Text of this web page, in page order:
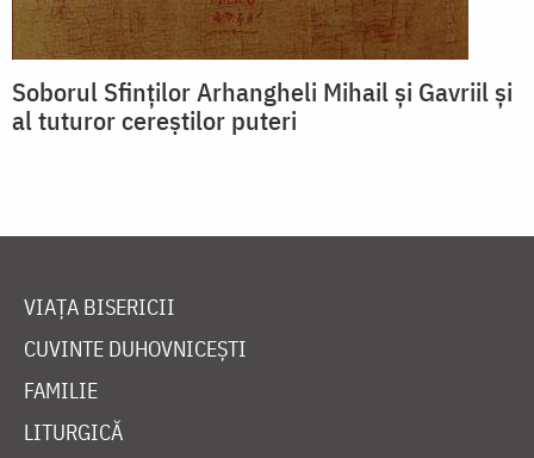
Soborul Sfinților Arhangheli Mihail și Gavriil și
al tuturor cereștilor puteri
VIAȚA BISERICII
CUVINTE DUHOVNICEȘTI
FAMILIE
LITURGICĂ